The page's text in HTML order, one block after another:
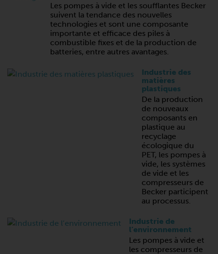
Les pompes à vide et les soufflantes Becker
suivent la tendance des nouvelles
technologies et sont une composante
importante et efficace des piles à
combustible fixes et de la production de
batteries, entre autres avantages.
Industrie des
matières
plastiques
De la production
de nouveaux
composants en
plastique au
recyclage
écologique du
PET, les pompes à
vide, les systèmes
de vide et les
compresseurs de
Becker participent
au processus.
Industrie de
l’environnement
Les pompes à vide et
les compresseurs de